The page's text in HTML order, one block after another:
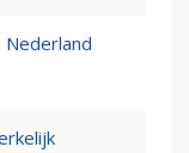
Nederland